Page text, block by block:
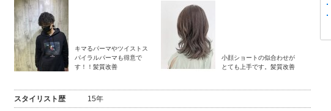
キマるパーマやツイストス
パイラルパーマも得意で
す！！髪質改善
小顔ショートの似合わせが
とても上手です。髪質改善
スタイリスト歴 15年